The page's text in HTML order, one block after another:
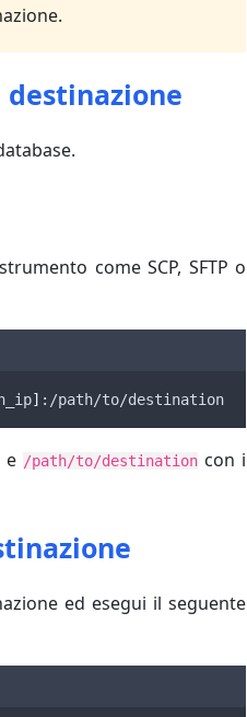
come SCP, SFTP o
] :/path/to/destination
e /path/to/destination con i
ed esegui il seguente